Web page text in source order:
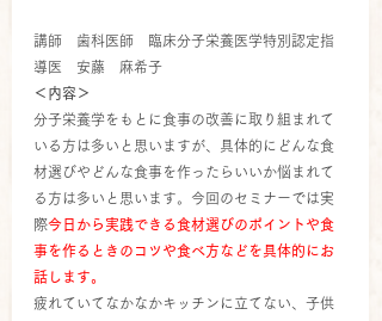
講師　歯科医師　臨床分子栄養医学特別認定指
導医　安藤　麻希子
＜内容＞
分子栄養学をもとに食事の改善に取り組まれて
いる方は多いと思いますが、具体的にどんな食
材選びやどんな食事を作ったらいいか悩まれて
る方は多いと思います。今回のセミナーでは実
際今日から実践できる食材選びのポイントや食
事を作るときのコツや食べ方などを具体的にお
話します。
疲れていてなかなかキッチンに立てない、子供